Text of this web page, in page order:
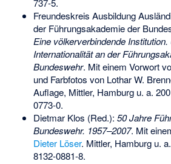
737-5.
Freundeskreis Ausbildung
der Führungsakademie der
Eine völkerverbindende Institution.
Internationalität an der
Bundeswehr. Mit einem Vorwort
und Farbfotos von Lothar W.
Auflage, Mittler, Hamburg u. a.
0773-0.
Dietmar Klos (Red.): 50 Jahre
Bundeswehr. 1957–2007. Mit
Dieter Löser. Mittler, Hamburg u.
8132-0881-8.